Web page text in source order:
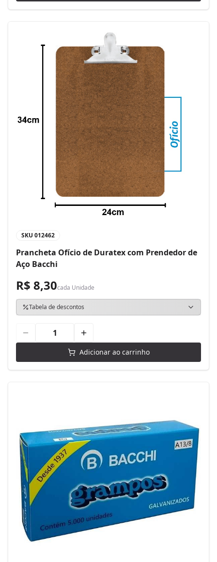
SKU 012462
Prancheta Ofício de Duratex com Prendedor de
Aço Bacchi
R$ 8,30cada Unidade
Tabela de descontos
Adicionar ao carrinho